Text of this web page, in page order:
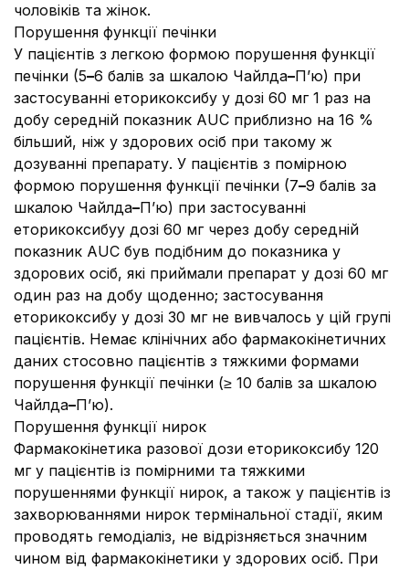
чоловіків та жінок.
Порушення функції печінки
У пацієнтів з легкою формою порушення функції
печінки (5–6 балів за шкалою Чайлда–П’ю) при
застосуванні еторикоксибу у дозі 60 мг 1 раз на
добу середній показник AUC приблизно на 16 %
більший, ніж у здорових осіб при такому ж
дозуванні препарату. У пацієнтів з помірною
формою порушення функції печінки (7–9 балів за
шкалою Чайлда–П’ю) при застосуванні
еторикоксибуу дозі 60 мг через добу середній
показник AUC був подібним до показника у
здорових осіб, які приймали препарат у дозі 60 мг
один раз на добу щоденно; застосування
еторикоксибу у дозі 30 мг не вивчалось у цій групі
пацієнтів. Немає клінічних або фармакокінетичних
даних стосовно пацієнтів з тяжкими формами
порушення функції печінки (≥ 10 балів за шкалою
Чайлда–П’ю).
Порушення функції нирок
Фармакокінетика разової дози еторикоксибу 120
мг у пацієнтів із помірними та тяжкими
порушеннями функції нирок, а також у пацієнтів із
захворюваннями нирок термінальної стадії, яким
проводять гемодіаліз, не відрізняється значним
чином від фармакокінетики у здорових осіб. При